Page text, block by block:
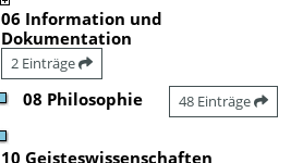
06 Information und
Dokumentation
2 Einträge
08 Philosophie 48 Einträge
10 Geisteswissenschaften